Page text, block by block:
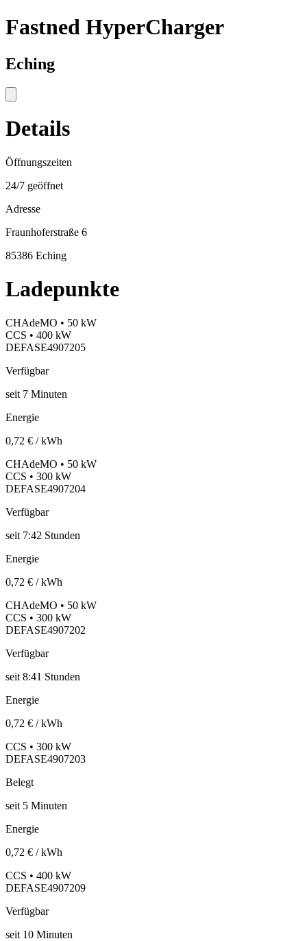
Fastned HyperCharger
Eching
Details
Öffnungszeiten
24/7 geöffnet
Adresse
Fraunhoferstraße 6
85386 Eching
Ladepunkte
CHAdeMO • 50 kW
CCS • 400 kW
DEFASE4907205
Verfügbar
seit 7 Minuten
Energie
0,72 € / kWh
CHAdeMO • 50 kW
CCS • 300 kW
DEFASE4907204
Verfügbar
seit 7:42 Stunden
Energie
0,72 € / kWh
CHAdeMO • 50 kW
CCS • 300 kW
DEFASE4907202
Verfügbar
seit 8:41 Stunden
Energie
0,72 € / kWh
CCS • 300 kW
DEFASE4907203
Belegt
seit 5 Minuten
Energie
0,72 € / kWh
CCS • 400 kW
DEFASE4907209
Verfügbar
seit 10 Minuten